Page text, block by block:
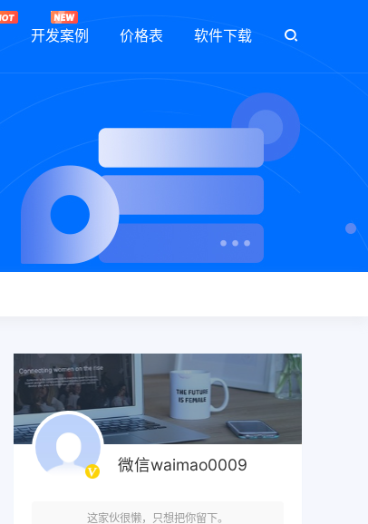
开发案例 价格表 软件下载
微信waimao0009
这家伙很懒，只想把你留下。